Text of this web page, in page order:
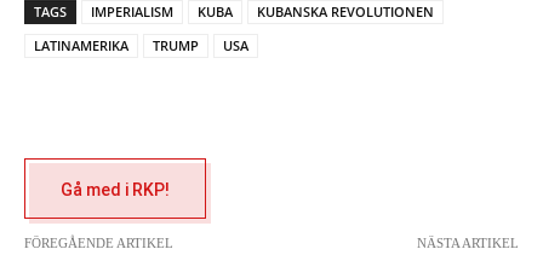
TAGS IMPERIALISM KUBA
KUBANSKA REVOLUTIONEN
LATINAMERIKA
TRUMP USA
Gå med i RKP!
FÖREGÅENDE ARTIKEL NÄSTA ARTIKEL